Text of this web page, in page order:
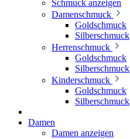
Schmuck anzeigen
Damenschmuck
Goldschmuck
Silberschmuck
Herrenschmuck
Goldschmuck
Silberschmuck
Kinderschmuck
Goldschmuck
Silberschmuck
Damen
Damen anzeigen